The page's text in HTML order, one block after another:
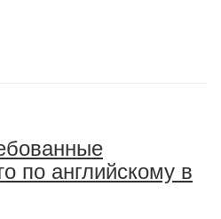
по английскому в